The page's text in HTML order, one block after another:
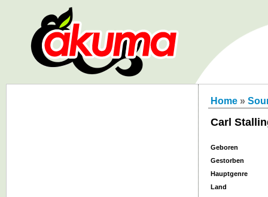
Home »
Carl
Geboren
Gestorben
Hauptgenre
Land